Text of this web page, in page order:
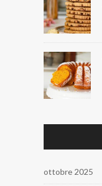
ottobre 2025